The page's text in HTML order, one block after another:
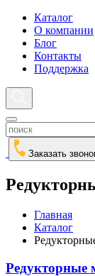
Каталог
О компании
Блог
Контакты
Поддержка
Заказать
Главная
Каталог
Редукторные